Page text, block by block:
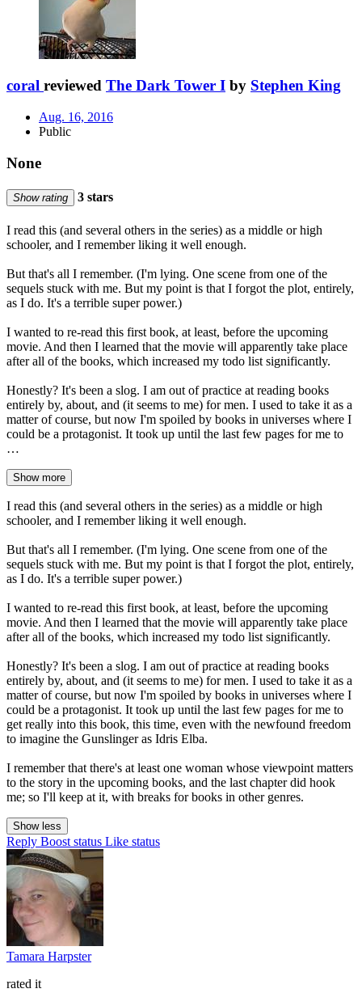
coral reviewed The Dark Tower I by Stephen King
Aug. 16, 2016
Public
None
Show rating 3 stars
I read this (and several others in the series) as a middle or high
schooler, and I remember liking it well enough.
But that's all I remember. (I'm lying. One scene from one of the
sequels stuck with me. But my point is that I forgot the plot, entirely,
as I do. It's a terrible super power.)
I wanted to re-read this first book, at least, before the upcoming
movie. And then I learned that the movie will apparently take place
after all of the books, which increased my todo list significantly.
Honestly? It's been a slog. I am out of practice at reading books
entirely by, about, and (it seems to me) for men. I used to take it as a
matter of course, but now I'm spoiled by books in universes where I
could be a protagonist. It took up until the last few pages for me to
…
Show more
I read this (and several others in the series) as a middle or high
schooler, and I remember liking it well enough.
But that's all I remember. (I'm lying. One scene from one of the
sequels stuck with me. But my point is that I forgot the plot, entirely,
as I do. It's a terrible super power.)
I wanted to re-read this first book, at least, before the upcoming
movie. And then I learned that the movie will apparently take place
after all of the books, which increased my todo list significantly.
Honestly? It's been a slog. I am out of practice at reading books
entirely by, about, and (it seems to me) for men. I used to take it as a
matter of course, but now I'm spoiled by books in universes where I
could be a protagonist. It took up until the last few pages for me to
get really into this book, this time, even with the newfound freedom
to imagine the Gunslinger as Idris Elba.
I remember that there's at least one woman whose viewpoint matters
to the story in the upcoming books, and the last chapter did hook
me; so I'll keep at it, with breaks for books in other genres.
Show less
Reply Boost status Like status
Tamara Harpster
rated it